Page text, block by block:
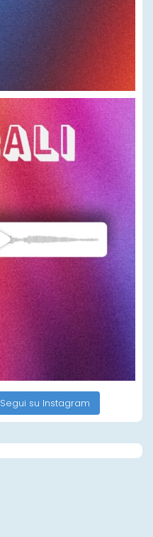
Segui su Instagram